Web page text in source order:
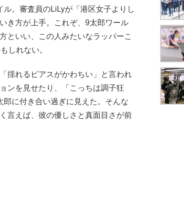
。審査員のLiLyが「港区女子よりし
き方が上手。これぞ、9太郎ワール
といい、この人みたいなラッパーこ
しれない。
揺れるピアスがかわちい」と言われ
ンを見せたり、「こっちは調子狂
に付き合い過ぎに見えた。そんな
言えば、彼の優しさと真面目さが前